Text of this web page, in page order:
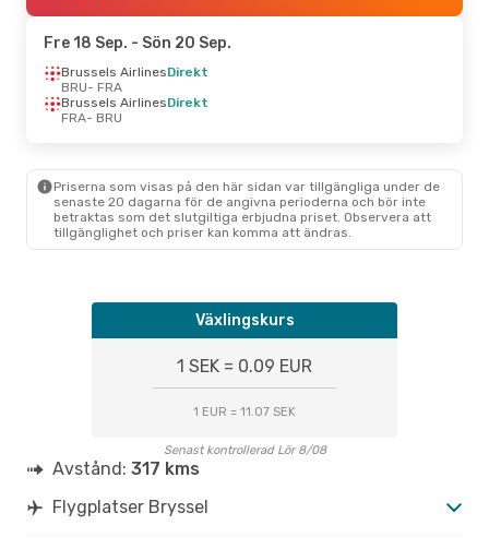
Fre 18 Sep. - Sön 20 Sep.
Brussels AirlinesDirekt
BRU- FRA
Brussels AirlinesDirekt
FRA- BRU
Priserna som visas på den här sidan var tillgängliga under de
senaste 20 dagarna för de angivna perioderna och bör inte
betraktas som det slutgiltiga erbjudna priset. Observera att
tillgänglighet och priser kan komma att ändras.
Växlingskurs
1 SEK = 0.09 EUR
1 EUR = 11.07 SEK
Senast kontrollerad Lör 8/08
Avstånd: 317 kms
Flygplatser Bryssel